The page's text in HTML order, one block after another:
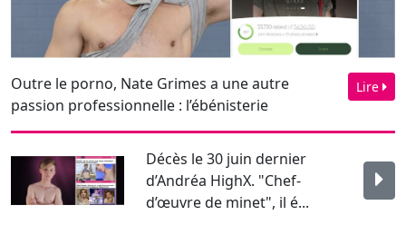
Décès le 30 juin dernier
d’Andréa HighX. "Chef-
d’œuvre de minet", il é...
Interview exclusive de
Galis, tête d'affiche de
"Twins in Heat: 4 Tale...